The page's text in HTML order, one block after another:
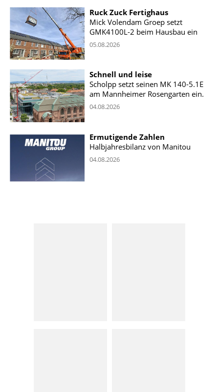
Ruck Zuck Fertighaus
Mick Volendam Groep setzt
GMK4100L-2 beim Hausbau ein
05.08.2026
Schnell und leise
Scholpp setzt seinen MK 140-5.1E
am Mannheimer Rosengarten ein.
04.08.2026
Ermutigende Zahlen
Halbjahresbilanz von Manitou
04.08.2026